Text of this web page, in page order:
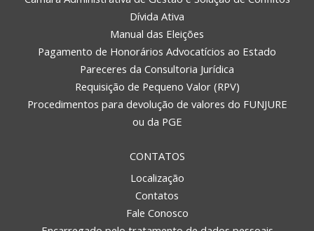
Dívida Ativa
Manual das Eleições
Pagamento de Honorários Advocatícios ao Estado
Pareceres da Consultoria Jurídica
Requisição de Pequeno Valor (RPV)
Procedimentos para devolução de valores do FUNJURE
ou da PGE
CONTATOS
Localização
Contatos
Fale Conosco